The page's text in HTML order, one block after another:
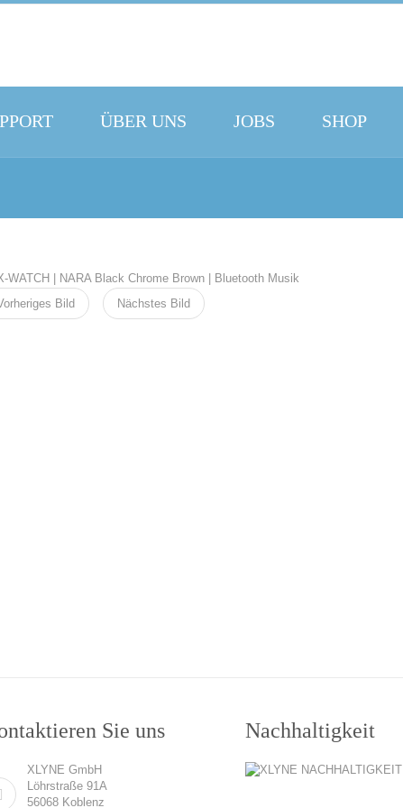
ÜBER UNS JOBS SHOP
Bild Nächstes Bild
Sie uns
XLYNE GmbH
Löhrstraße 91A
56068 Koblenz
Nachhaltigkeit